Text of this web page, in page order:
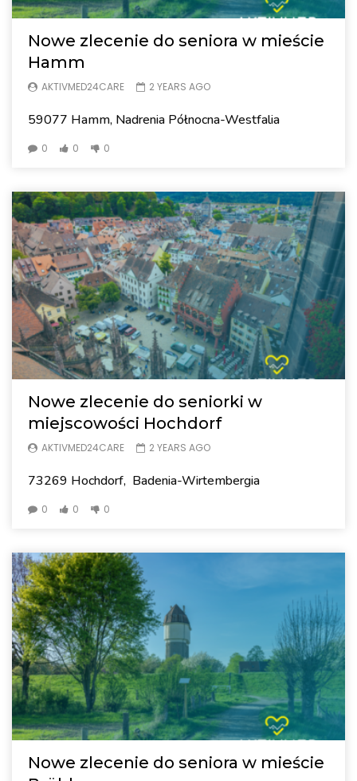
Nowe zlecenie do seniora w mieście
Hamm
AKTIVMED24CARE 2 YEARS AGO
59077 Hamm, Nadrenia Północna-Westfalia
0 0 0
Nowe zlecenie do seniorki w
miejscowości Hochdorf
AKTIVMED24CARE 2 YEARS AGO
73269 Hochdorf, Badenia-Wirtembergia
0 0 0
Nowe zlecenie do seniora w mieście